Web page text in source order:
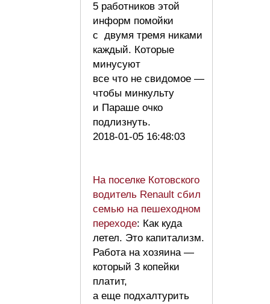
5 работников этой
информ помойки
с двумя тремя никами
каждый. Которые
минусуют
все что не свидомое —
чтобы минкульту
и Параше очко
подлизнуть.
2018-01-05 16:48:03
На поселке Котовского
водитель Renault сбил
семью на пешеходном
переходе: Как куда
летел. Это капитализм.
Работа на хозяина —
который 3 копейки
платит,
а еще подхалтурить